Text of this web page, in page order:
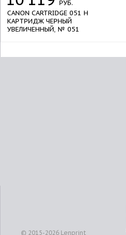
РУБ.
CANON CARTRIDGE 051 H
КАРТРИДЖ ЧЕРНЫЙ
УВЕЛИЧЕННЫЙ, № 051
© 2015-2026 Lenprint